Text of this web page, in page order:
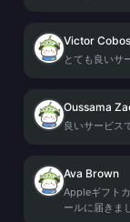
Victor Cobos
とても良いサ
Oussama
良いサービス
Ava Brown
Appleギフト
ールに届きま